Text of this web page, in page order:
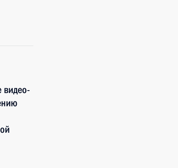
видео-